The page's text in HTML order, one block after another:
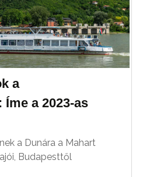
a
a 2023-as
a Dunára a Mahart
Budapesttől